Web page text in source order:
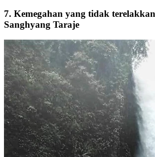
7. Kemegahan yang tidak
Sanghyang Taraje